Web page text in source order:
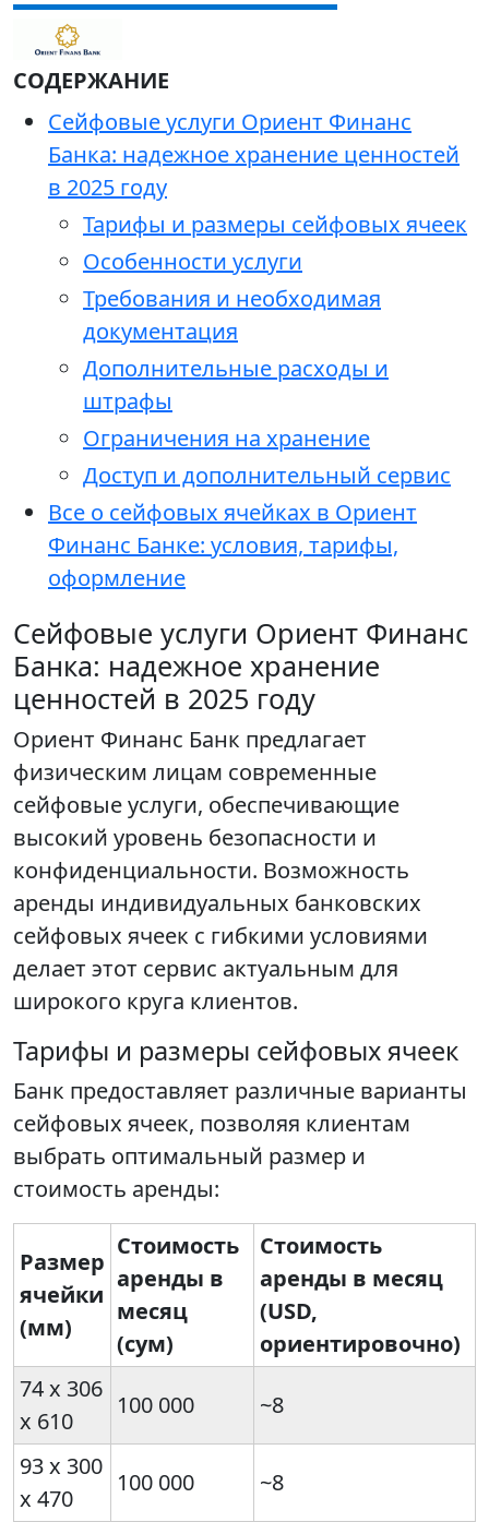
СОДЕРЖАНИЕ
Сейфовые услуги Ориент Финанс
Банка: надежное хранение ценностей
в 2025 году
Тарифы и размеры сейфовых ячеек
Особенности услуги
Требования и необходимая
документация
Дополнительные расходы и
штрафы
Ограничения на хранение
Доступ и дополнительный сервис
Все о сейфовых ячейках в Ориент
Финанс Банке: условия, тарифы,
оформление
Сейфовые услуги Ориент Финанс
Банка: надежное хранение
ценностей в 2025 году
Ориент Финанс Банк предлагает
физическим лицам современные
сейфовые услуги, обеспечивающие
высокий уровень безопасности и
конфиденциальности. Возможность
аренды индивидуальных банковских
сейфовых ячеек с гибкими условиями
делает этот сервис актуальным для
широкого круга клиентов.
Тарифы и размеры сейфовых ячеек
Банк предоставляет различные варианты
сейфовых ячеек, позволяя клиентам
выбрать оптимальный размер и
стоимость аренды:
Размер
ячейки
(мм)
Стоимость
аренды в
месяц
(сум)
Стоимость
аренды в месяц
(USD,
ориентировочно)
74 х 306
х 610
100 000 ~8
93 х 300
х 470
100 000 ~8